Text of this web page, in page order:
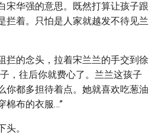
宋华强的意思。既然打算让孩子跟
拦着。只怕是人家就越发不待见兰
拦的念头，拉着宋兰兰的手交到徐
，往后你就费心了。兰兰这孩子
你都多担待着点。她就喜欢吃葱油
棉布的衣服…”
。